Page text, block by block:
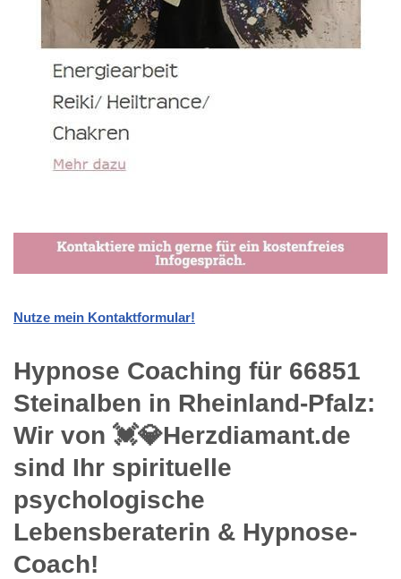
Nutze mein Kontaktformular!
Hypnose Coaching für 66851
Steinalben in Rheinland-Pfalz:
Wir von 💓️💎Herzdiamant.de
sind Ihr spirituelle
psychologische
Lebensberaterin & Hypnose-
Coach!